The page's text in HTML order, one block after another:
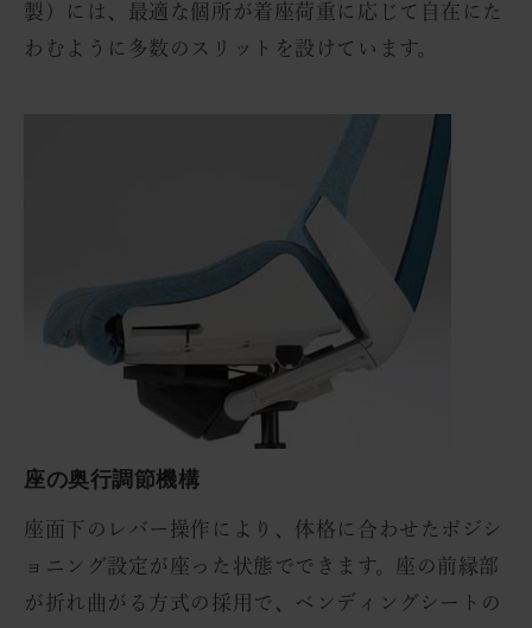
製）には、最適な個所が着座荷重に応じて自在にた
わむように多数のスリットを設けています。
座の奥行調節機構
座面下のレバー操作により、体格に合わせたポジシ
ョニング設定が座った状態でできます。座の前縁部
が折れ曲がる方式の採用で、ベンディングシートの